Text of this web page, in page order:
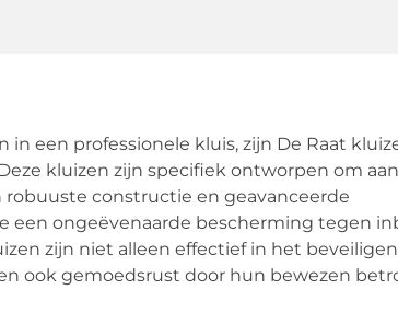
een professionele kluis, zijn De Raat
kluizen zijn specifiek ontworpen om
constructie en geavanceerde
een ongeëvenaarde bescherming tegen
zijn niet alleen effectief in het
ook gemoedsrust door hun bewezen